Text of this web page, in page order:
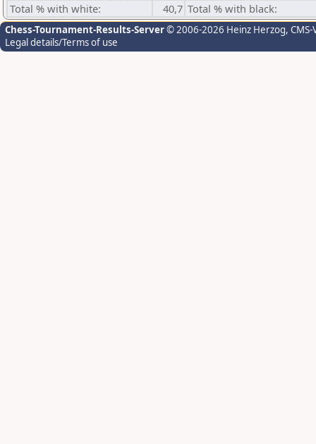
Total % with white:
40,7 Total % with black:
Chess-Tournament-Results-Server© 2006-2026 Heinz Herzog,
Legal details/Terms of use